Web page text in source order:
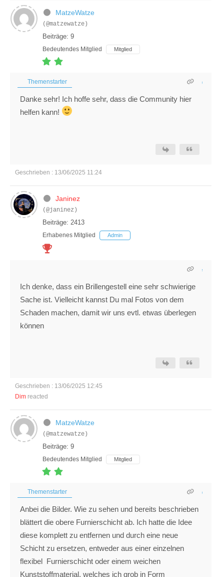
MatzeWatze
(@matzewatze)
Beiträge: 9
Bedeutendes Mitglied Mitglied
Themenstarter
Danke sehr! Ich hoffe sehr, dass die Community hier
helfen kann!
Geschrieben : 13/06/2025 11:24
Janinez
(@janinez)
Beiträge: 2413
Erhabenes Mitglied Admin
Ich denke, dass ein Brillengestell eine sehr schwierige
Sache ist. Vielleicht kannst Du mal Fotos von dem
Schaden machen, damit wir uns evtl. etwas überlegen
können
Geschrieben : 13/06/2025 12:45
Dim reacted
MatzeWatze
(@matzewatze)
Beiträge: 9
Bedeutendes Mitglied Mitglied
Themenstarter
Anbei die Bilder. Wie zu sehen und bereits beschrieben
blättert die obere Furnierschicht ab. Ich hatte die Idee
diese komplett zu entfernen und durch eine neue
Schicht zu ersetzen, entweder aus einer einzelnen
flexibel Furnierschicht oder einem weichen
Kunststoffmaterial, welches ich grob in Form